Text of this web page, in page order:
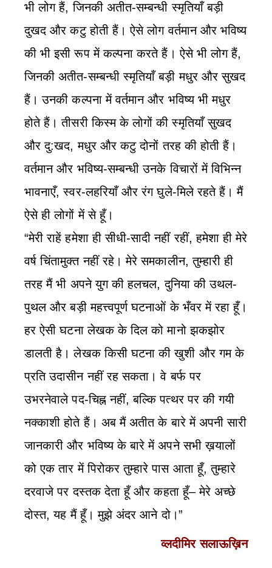
भी लोग हैं, जिनकी अतीत-सम्बन्धी स्मृतियाँ बड़ी
दुखद और कटु होती हैं। ऐसे लोग वर्तमान और भविष्य
की भी इसी रूप में कल्पना करते हैं। ऐसे भी लोग हैं,
जिनकी अतीत-सम्बन्धी स्मृतियाँ बड़ी मधुर और सुखद
हैं। उनकी कल्पना में वर्तमान और भविष्य भी मधुर
होते हैं। तीसरी किस्म के लोगों की स्मृतियाँ सुखद
और दु:खद, मधुर और कटु दोनों तरह की होती हैं।
वर्तमान और भविष्य-सम्बन्धी उनके विचारों में विभिन्‍न
भावनाएँ, स्वर-लहरियाँ और रंग घुले-मिले रहते हैं। मैं
ऐसे ही लोगों में से हूँ।
“मेरी राहें हमेशा ही सीधी-सादी नहीं रहीं, हमेशा ही मेरे
वर्ष चिंतामुक्त नहीं रहे। मेरे समकालीन, तुम्हारी ही
तरह मैं भी अपने युग की हलचल, दुनिया की उथल-
पुथल और बड़ी महत्त्वपूर्ण घटनाओं के भँवर में रहा हूँ।
हर ऐसी घटना लेखक के दिल को मानो झकझोर
डालती है। लेखक किसी घटना की खुशी और गम के
प्रति उदासीन नहीं रह सकता। वे बर्फ पर
उभरनेवाले पद-चिह्न नहीं, बल्कि पत्थर पर की गयी
नक्‍काशी होते हैं। अब मैं अतीत के बारे में अपनी सारी
जानकारी और भविष्य के बारे में अपने सभी ख़यालों
को एक तार में पिरोकर तुम्हारे पास आता हूँ, तुम्हारे
दरवाजे पर दस्तक देता हूँ और कहता हूँ– मेरे अच्छे
दोस्त, यह मैं हूँ। मुझे अंदर आने दो।”
व्लदीमिर सलाऊख़िन